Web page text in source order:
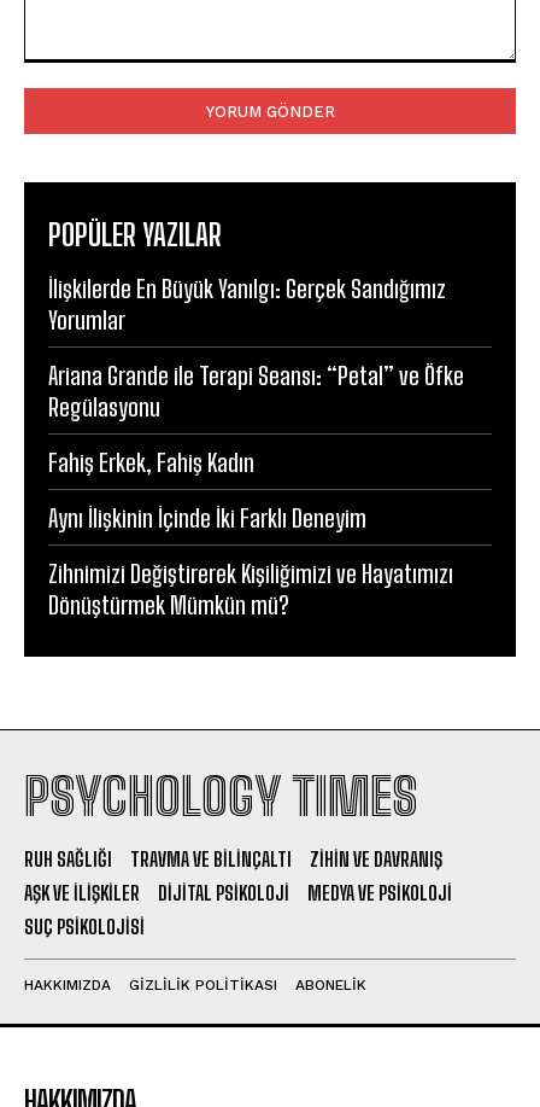
POPÜLER YAZILAR
İlişkilerde En Büyük Yanılgı: Gerçek Sandığımız
Yorumlar
Ariana Grande ile Terapi Seansı: “Petal” ve Öfke
Regülasyonu
Fahiş Erkek, Fahiş Kadın
Aynı İlişkinin İçinde İki Farklı Deneyim
Zihnimizi Değiştirerek Kişiliğimizi ve Hayatımızı
Dönüştürmek Mümkün mü?
PSYCHOLOGY TIMES
RUH SAĞLIĞI TRAVMA VE BILINÇALTI
ZIHIN VE DAVRANIŞ
AŞK VE İLIŞKILER
DIJITAL PSIKOLOJI
MEDYA VE PSIKOLOJI
SUÇ PSIKOLOJISI
HAKKIMIZDA GIZLILIK POLITIKASI ABONELIK